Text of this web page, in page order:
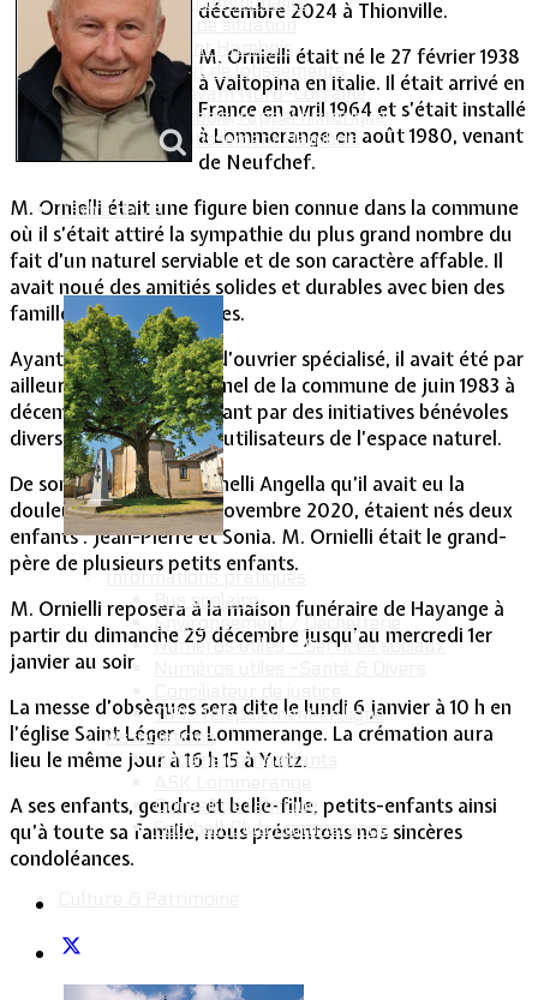
Plan de situation
Lotissement Hambois
Projet de lotissements
Sodevam Nord-Lorraine
Hambois, rappel historique
Le lotissement Hambois
Cadre de vie
Informations pratiques
Bus scolaire
Environnement / Déchetterie
Numéros utiles - Services sociaux
TIPI : Télépaiement en ligne
Associations
Anciens combattants
Conseil de fabrique
Football Club Lommerange
décembre 2024 à Thionville.
M. Ornielli était né le 27 février 1938
à Valtopina en Italie. Il était arrivé en
France en avril 1964 et s’était installé
à Lommerange en août 1980, venant
de Neufchef.
M. Ornielli était une figure bien connue dans la commune
où il s’était attiré la sympathie du plus grand nombre du
fait d’un naturel serviable et de son caractère affable. Il
avait noué des amitiés solides et durables avec bien des
familles lommerangeoises.
Ayant fait une carrière d’ouvrier spécialisé, il avait été par
ailleurs ouvrier occasionnel de la commune de juin 1983 à
décembre 1992 se signalant par des initiatives bénévoles
diverses appréciées des utilisateurs de l’espace naturel.
De son union avec Antonelli Angella qu’il avait eu la
douleur de perdre le 3 novembre 2020, étaient nés deux
enfants : Jean-Pierre et Sonia. M. Ornielli était le grand-
père de plusieurs petits enfants.
M. Ornielli reposera à la maison funéraire de Hayange à
partir du dimanche 29 décembre jusqu’au mercredi 1er
janvier au soir.
La messe d’obsèques sera dite le lundi 6 janvier à 10 h en
l’église Saint Léger de Lommerange. La crémation aura
lieu le même jour à 16 h 15 à Yutz.
A ses enfants, gendre et belle-fille, petits-enfants ainsi
qu’à toute sa famille, nous présentons nos sincères
condoléances.